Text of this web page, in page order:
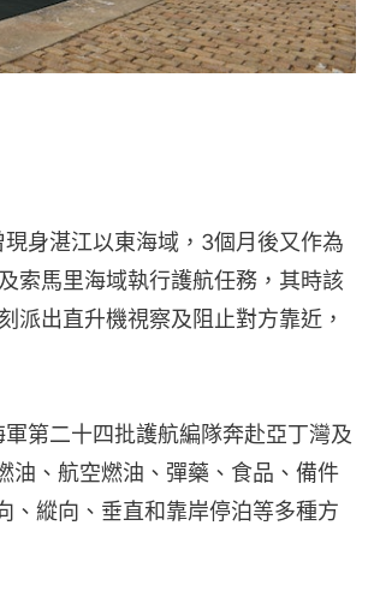
身湛江以東海域，3個月後又作為
索馬里海域執行護航任務，其時該
派出直升機視察及阻止對方靠近，
第二十四批護航編隊奔赴亞丁灣及
油、航空燃油、彈藥、食品、備件
、縱向、垂直和靠岸停泊等多種方